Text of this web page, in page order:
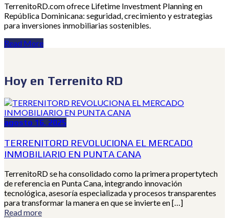
TerrenitoRD.com ofrece Lifetime Investment Planning en
República Dominicana: seguridad, crecimiento y estrategias
para inversiones inmobiliarias sostenibles.
Read More
Hoy en Terrenito RD
agosto 16, 2025
TERRENITORD REVOLUCIONA EL MERCADO
INMOBILIARIO EN PUNTA CANA
TerrenitoRD se ha consolidado como la primera propertytech
de referencia en Punta Cana, integrando innovación
tecnológica, asesoría especializada y procesos transparentes
para transformar la manera en que se invierte en […]
Read more